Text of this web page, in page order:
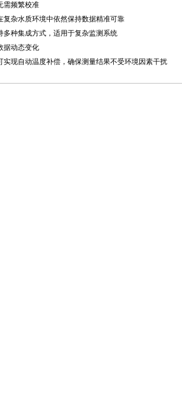
需频繁校准
复杂水质环境中依然保持数据精准可靠
多种集成方式，适用于复杂监测系统
据动态变化
实现自动温度补偿，确保测量结果不受环境因素干扰